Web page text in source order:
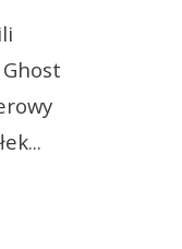
...